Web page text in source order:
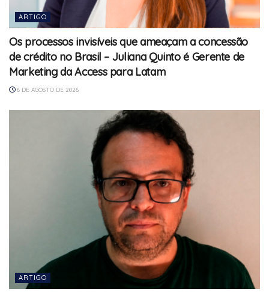
ARTIGO
Os processos invisíveis que ameaçam a concessão
de crédito no Brasil – Juliana Quinto é Gerente de
Marketing da Access para Latam
6 DE AGOSTO DE 2026
ARTIGO